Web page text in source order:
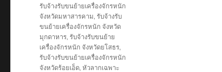
รับจ้างรับขนย้ายเครื่องจักรหนัก
จังหวัดมหาสารคาม,รับจ้างรับ
ขนย้ายเครื่องจักรหนัก จังหวัด
มุกดาหาร,รับจ้างรับขนย้าย
เครื่องจักรหนัก จังหวัดยโสธร,
รับจ้างรับขนย้ายเครื่องจักรหนัก
จังหวัดร้อยเอ็ด,หัวลากเฉพาะ